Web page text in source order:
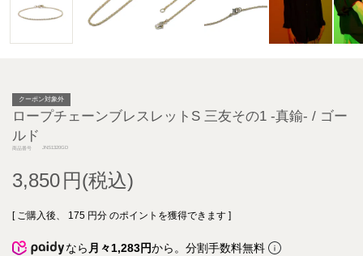
クーポン対象外
ロープチェーンブレスレットS 三友その1 -真鍮- / ゴー
ルド
商品番号 JNS1320GD
3,850
[ ご購入後、 175 円分 のポイントを獲得できます ]
なら 月々1,283円から。分割手数料無料